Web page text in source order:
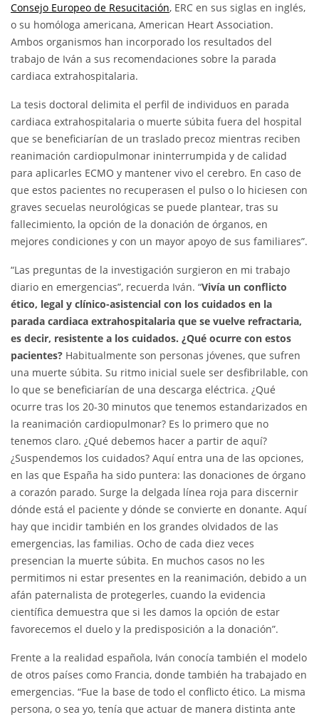
Consejo Europeo de Resucitación, ERC en sus siglas en inglés,
o su homóloga americana, American Heart Association.
Ambos organismos han incorporado los resultados del
trabajo de Iván a sus recomendaciones sobre la parada
cardiaca extrahospitalaria.
La tesis doctoral delimita el perfil de individuos en parada
cardiaca extrahospitalaria o muerte súbita fuera del hospital
que se beneficiarían de un traslado precoz mientras reciben
reanimación cardiopulmonar ininterrumpida y de calidad
para aplicarles ECMO y mantener vivo el cerebro. En caso de
que estos pacientes no recuperasen el pulso o lo hiciesen con
graves secuelas neurológicas se puede plantear, tras su
fallecimiento, la opción de la donación de órganos, en
mejores condiciones y con un mayor apoyo de sus familiares”.
“Las preguntas de la investigación surgieron en mi trabajo
diario en emergencias”, recuerda Iván. “Vivía un conflicto
ético, legal y clínico-asistencial con los cuidados en la
parada cardiaca extrahospitalaria que se vuelve refractaria,
es decir, resistente a los cuidados. ¿Qué ocurre con estos
pacientes? Habitualmente son personas jóvenes, que sufren
una muerte súbita. Su ritmo inicial suele ser desfibrilable, con
lo que se beneficiarían de una descarga eléctrica. ¿Qué
ocurre tras los 20-30 minutos que tenemos estandarizados en
la reanimación cardiopulmonar? Es lo primero que no
tenemos claro. ¿Qué debemos hacer a partir de aquí?
¿Suspendemos los cuidados? Aquí entra una de las opciones,
en las que España ha sido puntera: las donaciones de órgano
a corazón parado. Surge la delgada línea roja para discernir
dónde está el paciente y dónde se convierte en donante. Aquí
hay que incidir también en los grandes olvidados de las
emergencias, las familias. Ocho de cada diez veces
presencian la muerte súbita. En muchos casos no les
permitimos ni estar presentes en la reanimación, debido a un
afán paternalista de protegerles, cuando la evidencia
científica demuestra que si les damos la opción de estar
favorecemos el duelo y la predisposición a la donación”.
Frente a la realidad española, Iván conocía también el modelo
de otros países como Francia, donde también ha trabajado en
emergencias. “Fue la base de todo el conflicto ético. La misma
persona, o sea yo, tenía que actuar de manera distinta ante